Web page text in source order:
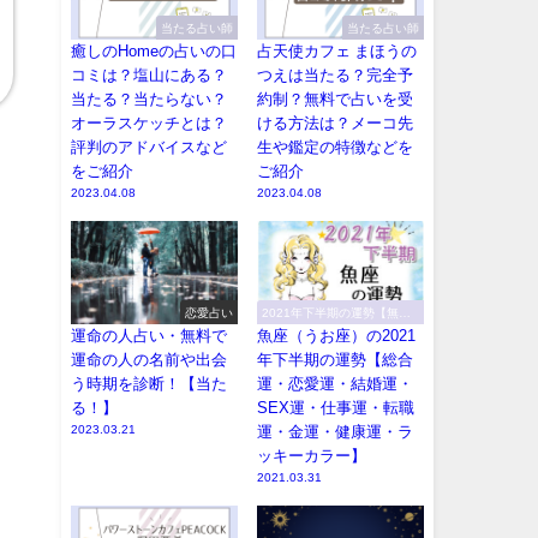
当たる占い師
癒しのHomeの占いの口
コミは？塩山にある？
当たる？当たらない？
オーラスケッチとは？
評判のアドバイスなど
をご紹介
2023.04.08
当たる占い師
占天使カフェ まほうの
つえは当たる？完全予
約制？無料で占いを受
ける方法は？メーコ先
生や鑑定の特徴などを
ご紹介
2023.04.08
恋愛占い
運命の人占い・無料で
運命の人の名前や出会
う時期を診断！【当た
る！】
2023.03.21
2021年下半期の運勢【無料
で恐ろしい程当たる！】
魚座（うお座）の2021
年下半期の運勢【総合
運・恋愛運・結婚運・
SEX運・仕事運・転職
運・金運・健康運・ラ
ッキーカラー】
2021.03.31